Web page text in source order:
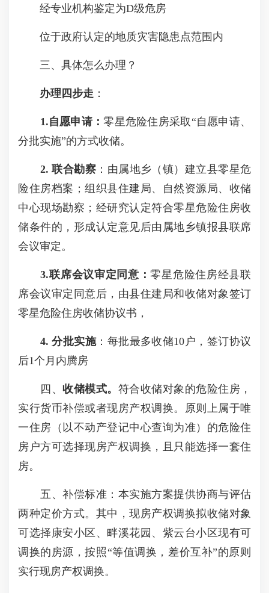
经专业机构鉴定为D级危房
位于政府认定的地质灾害隐患点范围内
三、具体怎么办理？
办理 四步走 ：
1.自愿申请：零星危险住房采取“自愿申请、
分批实施”的方式收储。
2. 联合勘察 ：由属地乡（镇）建立县零星危
险住房档案；组织县住建局、自然资源局、收储
中心现场勘察；经研究认定符合零星危险住房收
储条件的，形成认定意见后由属地乡镇报县联席
会议审定。
3.联席会议审定同意 ：零星危险住房经县联
席会议审定同意后，由县住建局和收储对象签订
零星危险住房收储协议书，
4. 分批实施：每批最多收储10户，签订协议
后1个月内腾房
四、 收储模式。 符合收储对象的危险住房，
实行货币补偿或者现房产权调换。原则上属于唯
一住房（以不动产登记中心查询为准）的危险住
房户方可选择现房产权调换，且只能选择一套住
房。
五、补偿标准：本实施方案提供协商与评估
两种定价方式。其中，现房产权调换拟收储对象
可选择康安小区、畔溪花园、紫云台小区现有可
调换的房源，按照“等值调换，差价互补”的原则
实行现房产权调换。